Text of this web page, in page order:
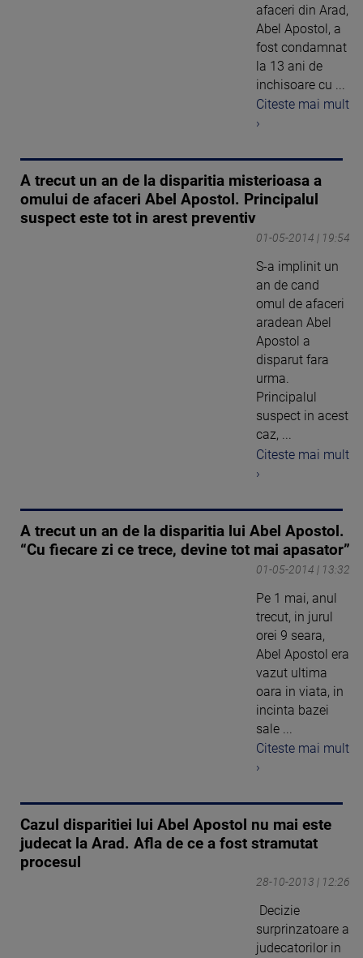
afaceri din Arad,
Abel Apostol, a
fost condamnat
la 13 ani de
inchisoare cu ...
Citeste mai mult
›
A trecut un an de la disparitia misterioasa a
omului de afaceri Abel Apostol. Principalul
suspect este tot in arest preventiv
01-05-2014 | 19:54
S-a implinit un
an de cand
omul de afaceri
aradean Abel
Apostol a
disparut fara
urma.
Principalul
suspect in acest
caz, ...
Citeste mai mult
›
A trecut un an de la disparitia lui Abel Apostol.
“Cu fiecare zi ce trece, devine tot mai apasator”
01-05-2014 | 13:32
Pe 1 mai, anul
trecut, in jurul
orei 9 seara,
Abel Apostol era
vazut ultima
oara in viata, in
incinta bazei
sale ...
Citeste mai mult
›
Cazul disparitiei lui Abel Apostol nu mai este
judecat la Arad. Afla de ce a fost stramutat
procesul
28-10-2013 | 12:26
Decizie
surprinzatoare a
judecatorilor in